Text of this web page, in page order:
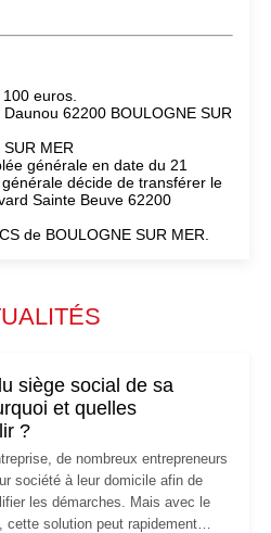
euros.
62200 BOULOGNE SUR
MER
générale en date du 21
décide de transférer le
Sainte Beuve 62200
de BOULOGNE SUR MER.
siège social de sa
et quelles
?
de nombreux entrepreneurs
société à leur domicile afin de
les démarches. Mais avec le
cette solution peut rapidement